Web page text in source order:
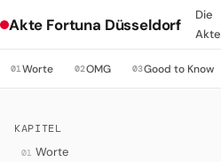
Akte Fortuna Düsseldorf
Die
Akte
01Worte 02OMG 03Good to Know
KAPITEL
01 Worte